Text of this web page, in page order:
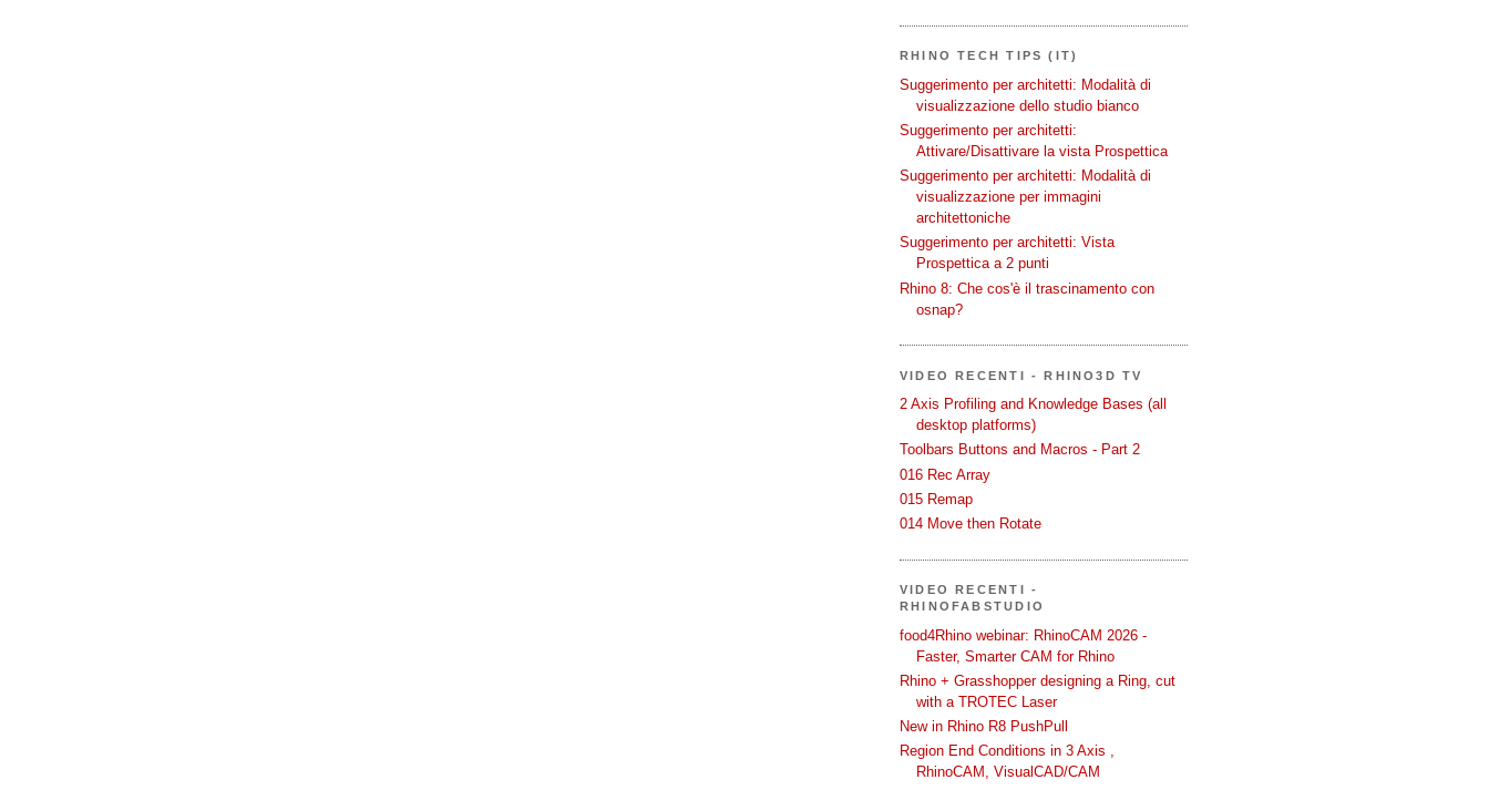
RHINO TECH TIPS (IT)
Suggerimento per architetti: Modalità di
visualizzazione dello studio bianco
Suggerimento per architetti:
Attivare/Disattivare la vista Prospettica
Suggerimento per architetti: Modalità di
visualizzazione per immagini
architettoniche
Suggerimento per architetti: Vista
Prospettica a 2 punti
Rhino 8: Che cos'è il trascinamento con
osnap?
VIDEO RECENTI - RHINO3D TV
2 Axis Profiling and Knowledge Bases (all
desktop platforms)
Toolbars Buttons and Macros - Part 2
016 Rec Array
015 Remap
014 Move then Rotate
VIDEO RECENTI -
RHINOFABSTUDIO
food4Rhino webinar: RhinoCAM 2026 -
Faster, Smarter CAM for Rhino
Rhino + Grasshopper designing a Ring, cut
with a TROTEC Laser
New in Rhino R8 PushPull
Region End Conditions in 3 Axis ,
RhinoCAM, VisualCAD/CAM